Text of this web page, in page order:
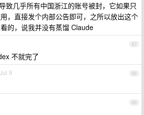
致几乎所有中国浙江的账号被封，它如果只
，直接发个内部公告即可，之所以放出这个
的，说我并没有蒸馏 Claude
67
不就完了
68
Jul 9
69